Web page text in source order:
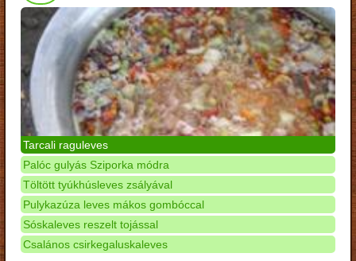
Tarcali raguleves
Palóc gulyás Sziporka módra
Töltött tyúkhúsleves zsályával
Pulykazúza leves mákos gombóccal
Sóskaleves reszelt tojással
Csalános csirkegaluskaleves